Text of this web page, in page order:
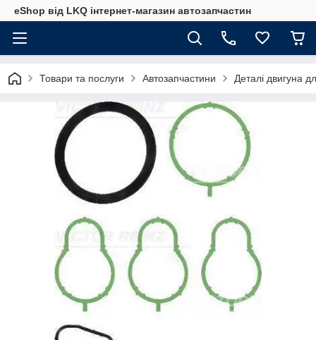
eShop від LKQ інтернет-магазин автозапчастин
Товари та послуги Автозапчастини Деталі двигуна